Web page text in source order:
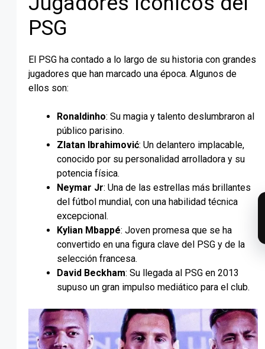
PSG
El PSG ha contado a lo largo de su historia con grandes
jugadores que han marcado una época. Algunos de
ellos son:
Ronaldinho: Su magia y talento deslumbraron al
público parisino.
Zlatan Ibrahimović: Un delantero implacable,
conocido por su personalidad arrolladora y su
potencia física.
Neymar Jr: Una de las estrellas más brillantes
del fútbol mundial, con una habilidad técnica
excepcional.
Kylian Mbappé: Joven promesa que se ha
convertido en una figura clave del PSG y de la
selección francesa.
David Beckham: Su llegada al PSG en 2013
supuso un gran impulso mediático para el club.